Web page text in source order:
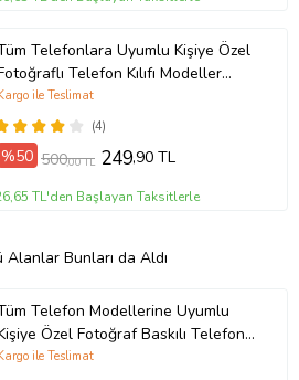
Telefonlara Uyumlu Kişiye Özel
Telefon Kılıfı Modeller
(4)
ile Teslimat
%50 500,00 TL 249,90 TL
TL'den Başlayan Taksitlerle
Alanlar Bunları da Aldı
Telefon Modellerine Uyumlu
Özel Fotoğraf Baskılı Telefon
ile Teslimat